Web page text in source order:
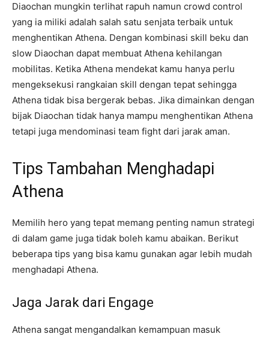
Diaochan mungkin terlihat rapuh namun crowd control
yang ia miliki adalah salah satu senjata terbaik untuk
menghentikan Athena. Dengan kombinasi skill beku dan
slow Diaochan dapat membuat Athena kehilangan
mobilitas. Ketika Athena mendekat kamu hanya perlu
mengeksekusi rangkaian skill dengan tepat sehingga
Athena tidak bisa bergerak bebas. Jika dimainkan dengan
bijak Diaochan tidak hanya mampu menghentikan Athena
tetapi juga mendominasi team fight dari jarak aman.
Tips Tambahan Menghadapi
Athena
Memilih hero yang tepat memang penting namun strategi
di dalam game juga tidak boleh kamu abaikan. Berikut
beberapa tips yang bisa kamu gunakan agar lebih mudah
menghadapi Athena.
Jaga Jarak dari Engage
Athena sangat mengandalkan kemampuan masuk